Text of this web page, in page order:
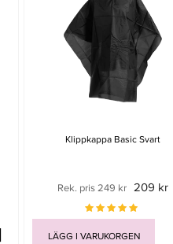
Klippkappa Basic Svart
Rek. pris 249 kr 209 kr
LÄGG I VARUKORGEN